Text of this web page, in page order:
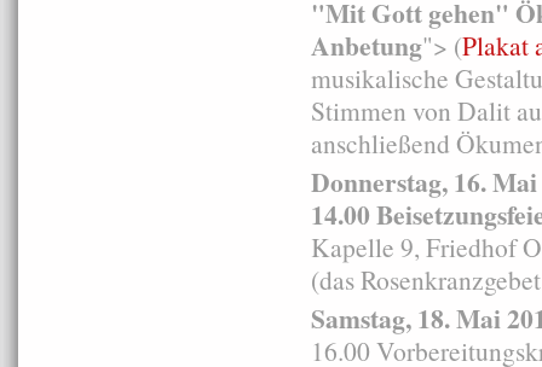
"Mit Gott gehen"
Anbetung"> (Plakat
musikalische
Stimmen von Dalit
anschließend
Donnerstag, 16.
14.00
Kapelle 9, Friedhof
(das
Samstag, 18. Mai
16.00